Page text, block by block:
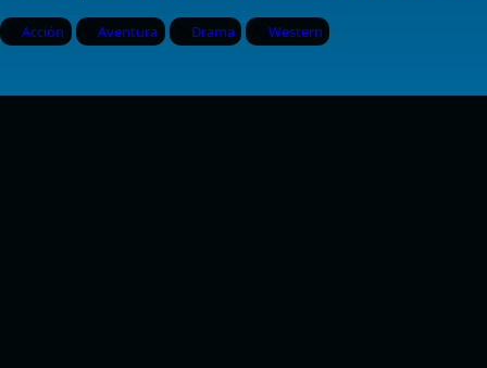
Acción Aventura Drama Western